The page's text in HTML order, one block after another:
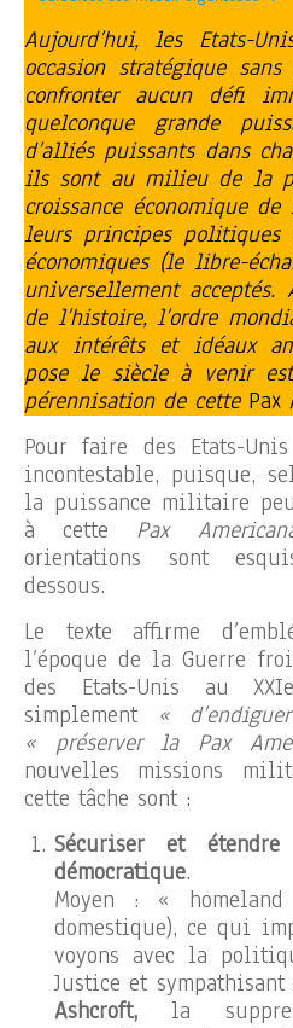
Aujourd’hui, les Etats-
occasion stratégique
confronter aucun défi
quelconque grande
d’alliés puissants dans
ils sont au milieu de la
croissance économique
leurs principes politiques
économiques (le libre-
universellement
de l’histoire, l’ordre
aux intérêts et idéaux
pose le siècle à venir
pérennisation de cette Pax
Pour faire des Etats-
incontestable, puisque,
la puissance militaire
à cette Pax
orientations sont
dessous.
Le texte affirme
l’époque de la Guerre
des Etats-Unis au
simplement «
« préserver la Pax
nouvelles missions
cette tâche sont :
Sécuriser et
démocratique.
Moyen : «
domestique), ce qui
voyons avec la
Justice et
Ashcroft, la